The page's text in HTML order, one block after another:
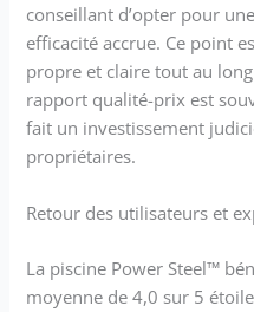
conseillant d’opter pour
efficacité accrue. Ce point
propre et claire tout au
rapport qualité-prix est
fait un investissement
propriétaires.
Retour des utilisateurs et
La piscine Power Steel™
moyenne de 4,0 sur 5